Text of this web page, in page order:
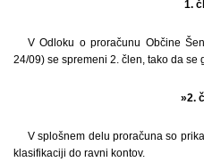
1.
V Odloku o proračunu Občine
24/09) se spremeni 2. člen, tako da se
»2.
V splošnem delu proračuna so
klasifikaciji do ravni kontov.